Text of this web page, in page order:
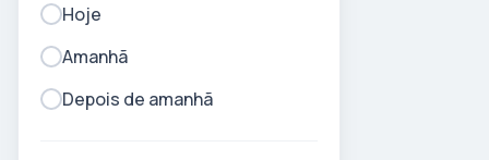
Hoje
Amanhã
Depois de amanhã